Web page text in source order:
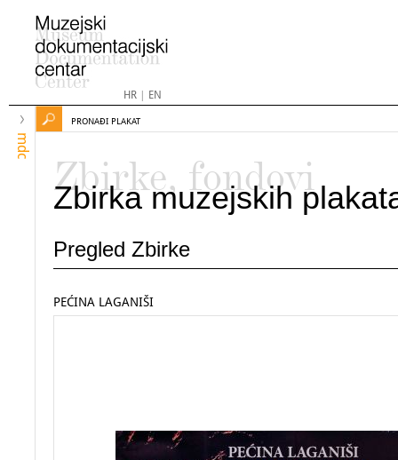
HR| EN
mdc
PRONAĐI PLAKAT
Zbirke, fondovi
Zbirka muzejskih
Pregled Zbirke
PEĆINA LAGANIŠI